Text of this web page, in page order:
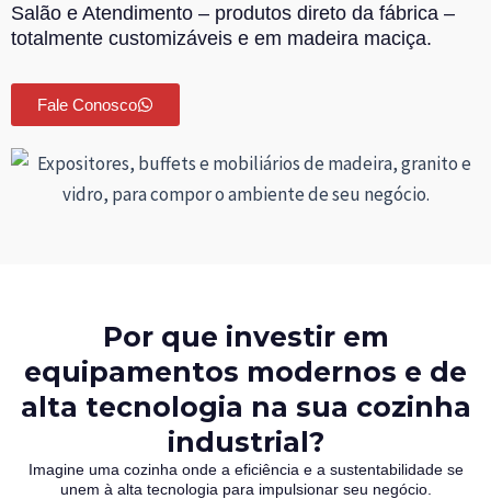
Salão e Atendimento – produtos direto da fábrica –
totalmente customizáveis e em madeira maciça.
Fale Conosco
Por que investir em
equipamentos modernos e de
alta tecnologia na sua cozinha
industrial?
Imagine uma cozinha onde a eficiência e a sustentabilidade se
unem à alta tecnologia para impulsionar seu negócio.